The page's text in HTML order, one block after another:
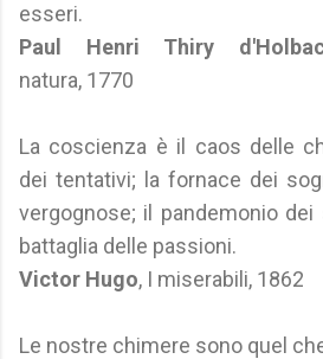
esseri.
Paul Henri Thiry
natura, 1770
La coscienza è il caos delle
dei tentativi; la fornace dei
vergognose; il pandemonio
battaglia delle passioni.
Victor Hugo, I miserabili, 1862
Le nostre chimere sono quel